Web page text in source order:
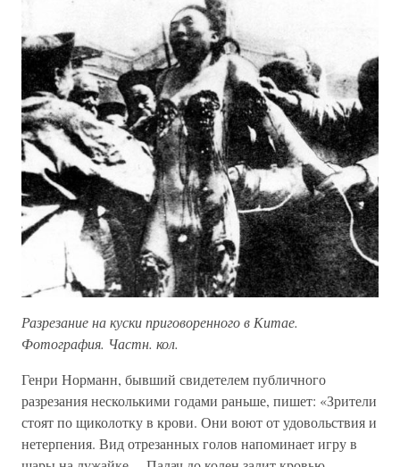
Разрезание на куски приговоренного в Китае.
Фотография. Частн. кол.
Генри Норманн, бывший свидетелем публичного
разрезания несколькими годами раньше, пишет: «Зрители
стоят по щиколотку в крови. Они воют от удовольствия и
нетерпения. Вид отрезанных голов напоминает игру в